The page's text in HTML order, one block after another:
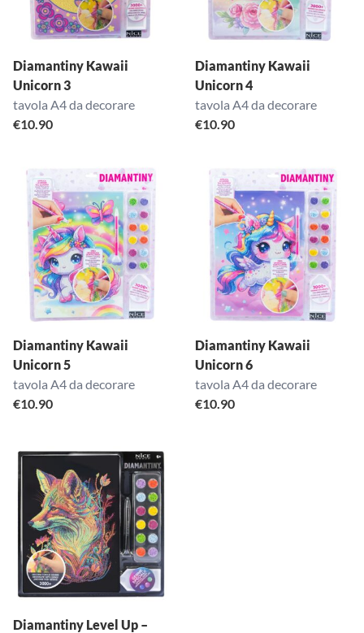
Diamantiny Kawaii
Unicorn 3
tavola A4 da decorare
€10.90
Diamantiny Kawaii
Unicorn 4
tavola A4 da decorare
€10.90
Diamantiny Kawaii
Unicorn 5
tavola A4 da decorare
€10.90
Diamantiny Kawaii
Unicorn 6
tavola A4 da decorare
€10.90
Diamantiny Level Up –